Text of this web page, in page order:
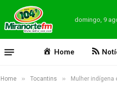
domingo, 9
Home
Home » Tocantins » Mulher indígena